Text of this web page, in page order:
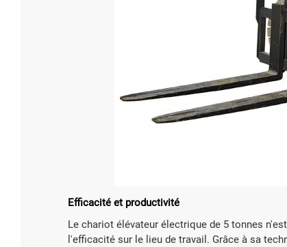
Efficacité et productivité
Le chariot élévateur électrique de 5 tonnes
l'efficacité sur le lieu de travail. Grâce à sa
Type
